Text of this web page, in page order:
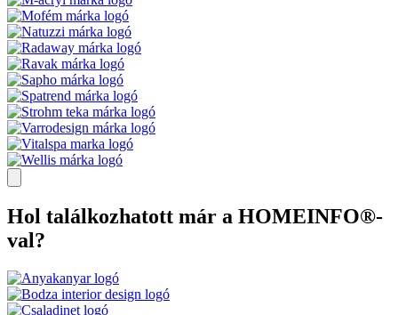
Hol találkozhatott már a HOMEINFO®-
val?